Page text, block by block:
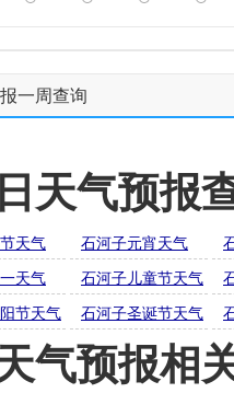
一周查询
天气预报
天气 石河子元宵天气
天气 石河子儿童节天气
节天气 石河子圣诞节天气
气预报相